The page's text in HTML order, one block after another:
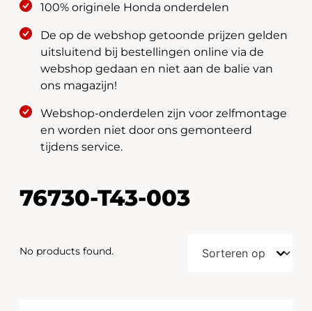
100% originele Honda onderdelen
De op de webshop getoonde prijzen gelden
uitsluitend bij bestellingen online via de
webshop gedaan en niet aan de balie van
ons magazijn!
Webshop-onderdelen zijn voor zelfmontage
en worden niet door ons gemonteerd
tijdens service.
76730-T43-003
No products found.